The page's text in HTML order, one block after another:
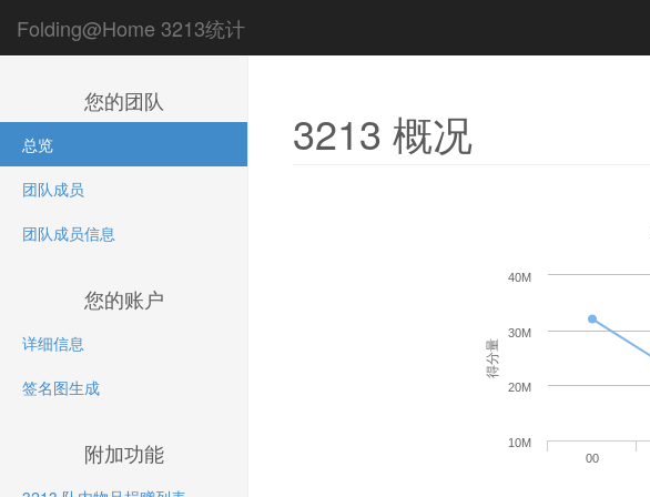
Folding@Home 3213统计
您的团队
总览
团队成员
团队成员信息
您的账户
详细信息
签名图生成
附加功能
3213 概况
得分量
00
10M
20M
30M
40M